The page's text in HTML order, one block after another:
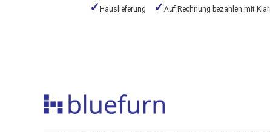
Hauslieferung Auf Rechnung bezahlen mit